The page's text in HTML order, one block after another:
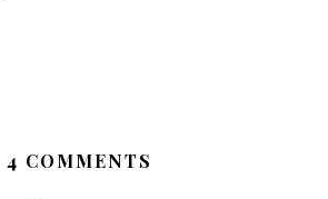
4 COMMENTS